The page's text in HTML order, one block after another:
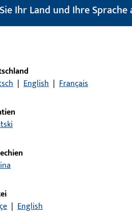
ISO 4762–M3xL – A2-70
Ihr Land und Ihre Sprache
| English | Français
| English